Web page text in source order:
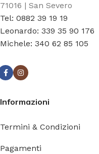
71016 | San Severo
Tel: 0882 39 19 19
Leonardo: 339 35 90 176
Michele: 340 62 85 105
Informazioni
Termini & Condizioni
Pagamenti